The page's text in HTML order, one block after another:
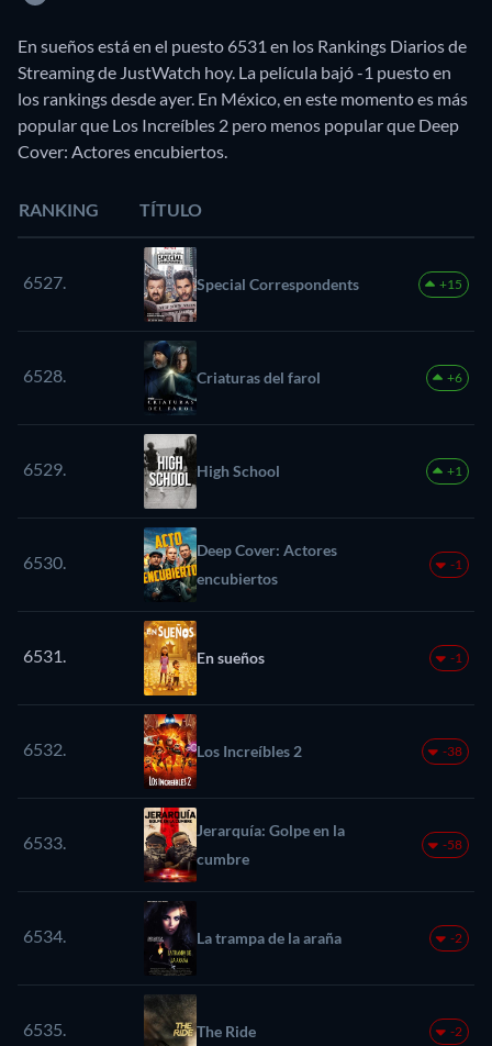
En sueños está en el puesto 6531 en los Rankings Diarios de
Streaming de JustWatch hoy. La película bajó -1 puesto en
los rankings desde ayer. En México, en este momento es más
popular que Los Increíbles 2 pero menos popular que Deep
Cover: Actores encubiertos.
RANKING TÍTULO
6527. Special Correspondents +15
6528. Criaturas del farol +6
6529. High School +1
6530.
Deep Cover: Actores
encubiertos
-1
6531. En sueños -1
6532. Los Increíbles 2 -38
6533.
Jerarquía: Golpe en la
cumbre
-58
6534. La trampa de la araña -2
6535. The Ride -2